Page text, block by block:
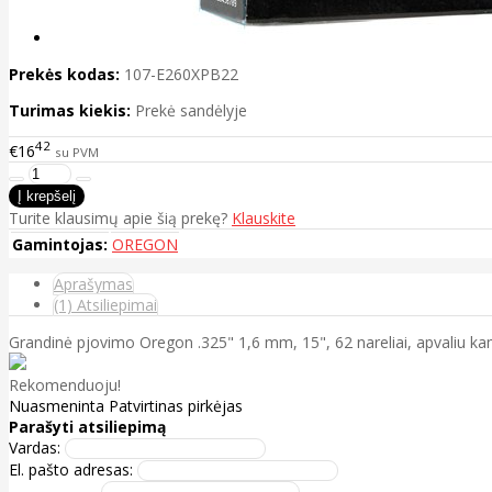
Prekės kodas: 107-E260XPB22
Turimas kiekis: Prekė sandėlyje
€1642 su PVM
Turite klausimų apie šią prekę? Klauskite
Gamintojas: OREGON
Aprašymas
(1) Atsiliepimai
Grandinė pjovimo Oregon .325" 1,6 mm, 15", 62 nareliai, apvaliu
Rekomenduoju!
Nuasmeninta Patvirtinas pirkėjas
Parašyti atsiliepimą
Vardas:
El. pašto adresas: